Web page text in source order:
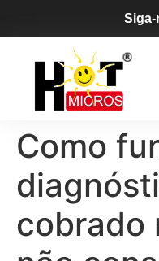
Como
cobrado